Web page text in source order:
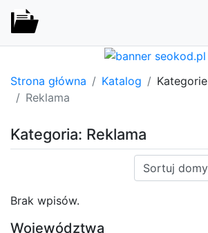
Strona główna Katalog Kategorie
Reklama
Kategoria: Reklama
Sortuj:
Brak wpisów.
Województwa